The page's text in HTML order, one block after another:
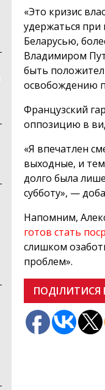
«Это кризис
удержаться
Беларусью,
Владимиром
быть
освобождению
Французский
оппозицию в
«Я впечатлен
выходные, и
долго была
субботу», —
Напомним,
готов стать
слишком
проблем».
ПОДІЛИТИСЯ